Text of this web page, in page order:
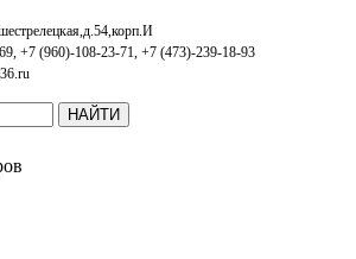
+7 (960)-108-23-71, +7 (473)-239-18-93